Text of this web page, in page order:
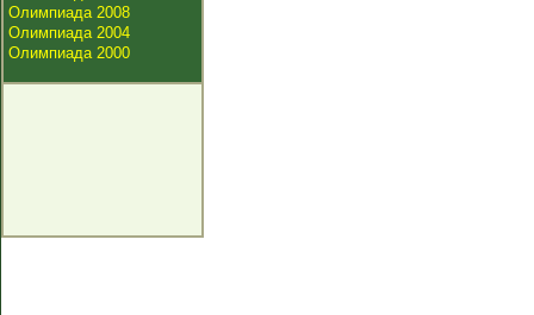
Олимпиада 2008
Олимпиада 2004
Олимпиада 2000